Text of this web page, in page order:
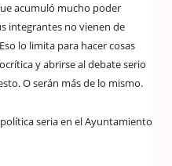
acumuló mucho poder
integrantes no vienen de
lo limita para hacer cosas
y abrirse al debate serio
O serán más de lo mismo.
seria en el Ayuntamiento